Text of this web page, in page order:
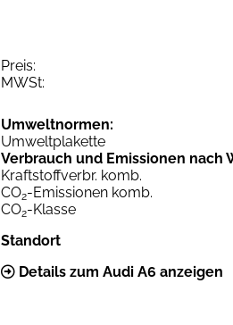
Preis:
MWSt:
Umweltnormen:
Umweltplakette
Verbrauch und Emissionen nach
Kraftstoffverbr. komb.
CO2-Emissionen komb.
CO2-Klasse
Standort
Details zum Audi A6 anzeigen